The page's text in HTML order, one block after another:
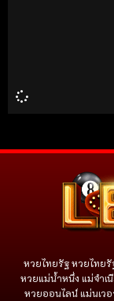
หวยไทยรัฐ หวยไทย
หวยแม่น้ำหนึ่ง แม่จําเ
หวยออนไลน์ แม่นเว